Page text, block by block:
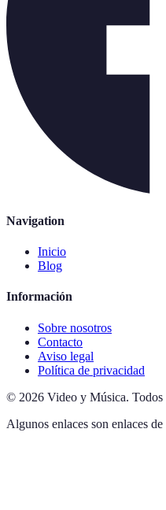
Navigation
Inicio
Blog
Información
Sobre nosotros
Contacto
Aviso legal
Política de privacidad
© 2026 Video y Música. Todos
Algunos enlaces son enlaces